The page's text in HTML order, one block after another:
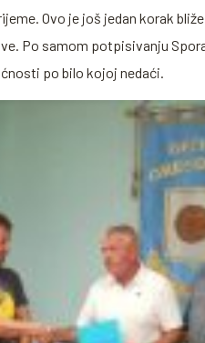
Ovo je još jedan korak
Po samom potpisivanju
po bilo kojoj nedaći.